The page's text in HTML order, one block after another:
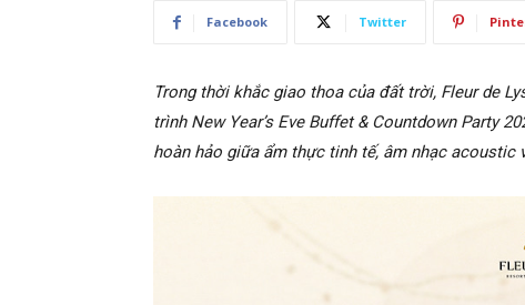
Facebook Twitter
Trong thời khắc giao thoa của đất trời, Fleur de
trình New Year’s Eve Buffet & Countdown Party
hoàn hảo giữa ẩm thực tinh tế, âm nhạc acoustic